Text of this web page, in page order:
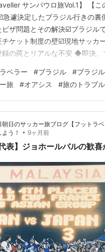
サンパウロ旅Vol.1】 【
急遽決定したブラジル行きの裏
ビザ問題とその解決☑️ブラジル
チケット制度の壁☑️現地サッカ
録の罠とリアルな不安 ◆即決
（ブラジルID番号）問題で大
と ◆ブラジル関連記事 ◆即決、
京が天皇杯セミファイナルで
た。。。 一応、FC東京がファ
て開けていたスケジュールが空
ベラー #ブラジル #ブラジ
旅 #オアシス #旅のトラブル
朝日のサッカー旅ブログ【フットラ
よう！
• 9ヶ月前
代表】ジョホールバルの歓